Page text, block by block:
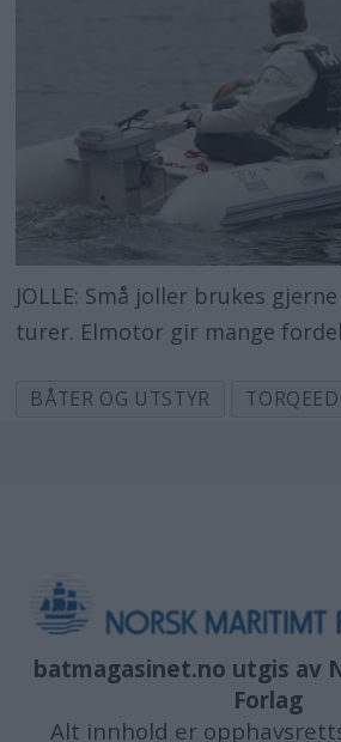
JOLLE: Små joller brukes
turer. Elmotor gir mange
BÅTER OG UTSTYR
batmagasinet.no utgis av
Forlag
Alt innhold er